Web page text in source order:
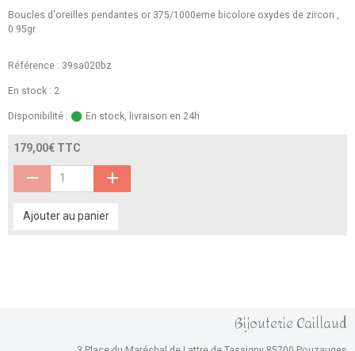
Boucles d'oreilles pendantes or 375/1000eme bicolore oxydes de zircon ,
0.95gr
Référence : 39sa020bz
En stock : 2
Disponibilité : En stock, livraison en 24h
179,00€ TTC
Ajouter au panier
Bijouterie Caillaud